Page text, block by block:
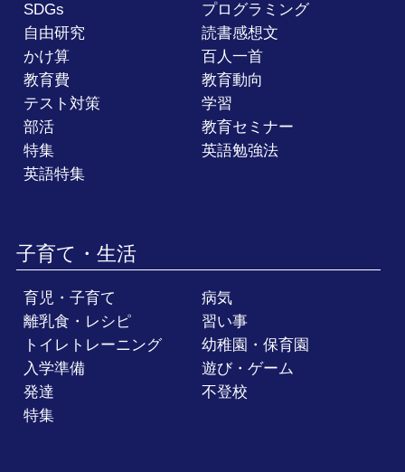
SDGs
プログラミング
自由研究
読書感想文
かけ算
百人一首
教育費
教育動向
テスト対策
学習
部活
教育セミナー
特集
英語勉強法
英語特集
子育て・生活
育児・子育て
病気
離乳食・レシピ
習い事
トイレトレーニング
幼稚園・保育園
入学準備
遊び・ゲーム
発達
不登校
特集